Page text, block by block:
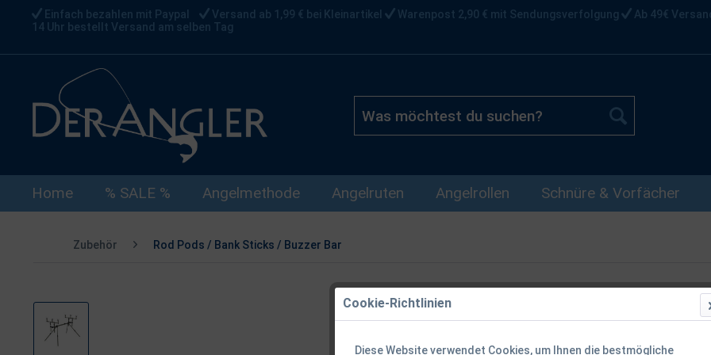
Einfach bezahlen mit Paypal Versand ab 1,99 € bei Kleinartikel Warenpost 2,90 € mit Sendungsverfolgung Ab 49€
14 Uhr bestellt Versand am selben Tag
Home % SALE % Angelmethode Angelruten Angelrollen Schnüre & Vorfächer
Zubehör Rod Pods / Bank Sticks / Buzzer Bar
Balzer Rod
Cookie-Richtlinien
Diese Website verwendet Cookies, um Ihnen die bestmögliche